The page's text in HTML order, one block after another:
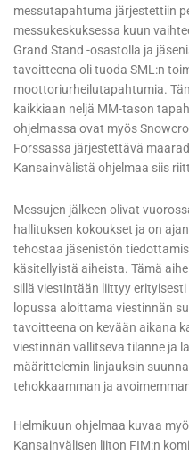
messutapahtuma järjestettiin
messukeskuksessa kuun
Grand Stand -osastolla ja
tavoitteena oli tuoda SML:n
moottoriurheilutapahtumia.
kaikkiaan neljä MM-tason
ohjelmassa ovat myös
Forssassa järjestettävä
Kansainvälistä ohjelmaa siis
Messujen jälkeen olivat
hallituksen kokoukset ja on
tehostaa jäsenistön
käsitellyistä aiheista. Tämä
sillä viestintään liittyy
lopussa aloittama viestinnän
tavoitteena on kevään aikana
viestinnän vallitseva tilanne ja
määrittelemin linjauksin
tehokkaamman ja
Helmikuun ohjelmaa kuvaa
Kansainvälisen liiton FIM:n